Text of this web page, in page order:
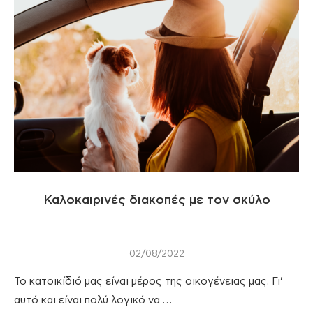
Καλοκαιρινές διακοπές με τον σκύλο
02/08/2022
Το κατοικίδιό μας είναι μέρος της οικογένειας μας. Γι’
αυτό και είναι πολύ λογικό να …